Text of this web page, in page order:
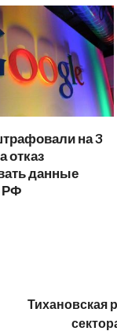
на 3
отказ
данные
РФ
Тихановская